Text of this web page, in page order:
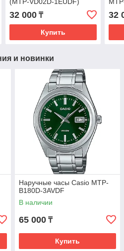
(MTP-VD02D-1EUDF)
32 000₸
Купить
32
и новинки
Наручные часы Casio MTP-
B180D-3AVDF
В наличии
65 000 ₸
Купить